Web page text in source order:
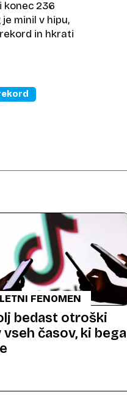
konec 236
minil v hipu,
in hkrati
FENOMEN
bedast otroški
vseh časov, ki bega